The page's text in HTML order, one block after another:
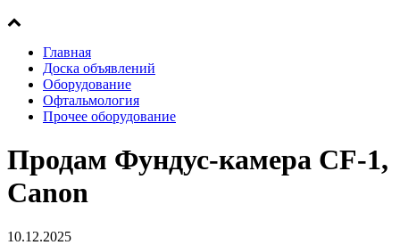
Главная
Доска объявлений
Оборудование
Офтальмология
Прочее оборудование
Продам Фундус-камера CF-1,
Canon
10.12.2025